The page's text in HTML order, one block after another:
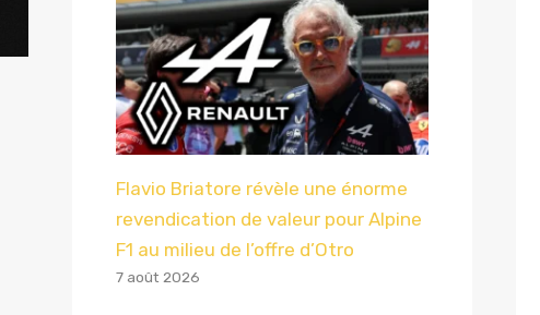
Flavio Briatore révèle une énorme
revendication de valeur pour Alpine
F1 au milieu de l’offre d’Otro
7 août 2026